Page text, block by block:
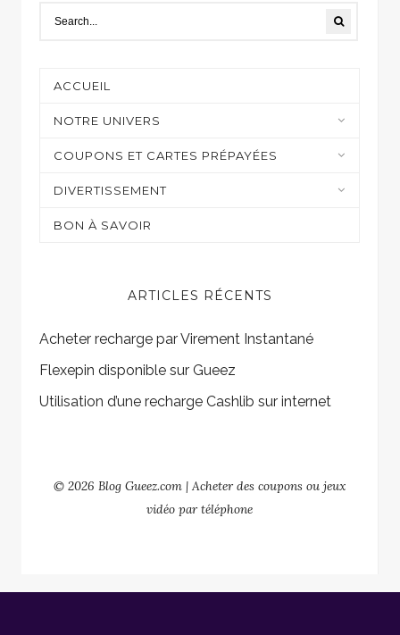
ACCUEIL
NOTRE UNIVERS
Moyens de paiement
COUPONS ET CARTES PRÉPAYÉES
Casino et jeux en ligne
DIVERTISSEMENT
Sur mon écran
BON À SAVOIR
ARTICLES RÉCENTS
Acheter recharge par Virement Instantané
Flexepin disponible sur Gueez
Utilisation d’une recharge Cashlib sur internet
© 2026 Blog Gueez.com | Acheter des coupons ou jeux
vidéo par téléphone